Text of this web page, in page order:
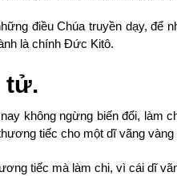
điều Chúa truyền dạy, để
là chính Đức Kitô.
tử.
không ngừng biến đổi, làm
tiếc cho một dĩ vãng
tiếc mà làm chi, vì cái dĩ